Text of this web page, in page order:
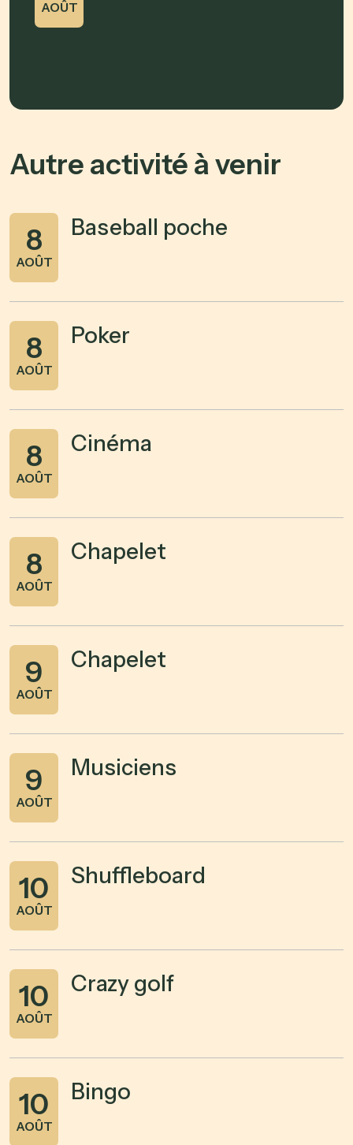
AOÛT
Autre activité à venir
8
AOÛT
Baseball poche
8
AOÛT
Poker
8
AOÛT
Cinéma
8
AOÛT
Chapelet
9
AOÛT
Chapelet
9
AOÛT
Musiciens
10
AOÛT
Shuffleboard
10
AOÛT
Crazy golf
10
AOÛT
Bingo